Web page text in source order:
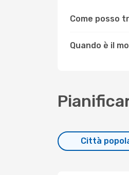
Come posso
Quando è il
Città